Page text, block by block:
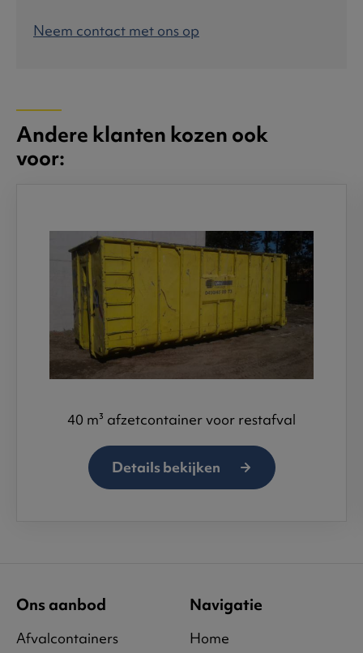
Neem contact met ons op
Andere klanten kozen ook
voor:
40 m³ afzetcontainer voor restafval
Details bekijken
Ons aanbod
Afvalcontainers
Navigatie
Home